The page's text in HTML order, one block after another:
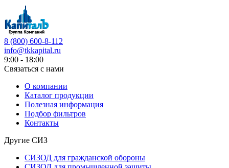
8 (800) 600-8-112
info@tkkapital.ru
9:00 - 18:00
Связаться с нами
О компании
Каталог продукции
Полезная информация
Подбор фильтров
Контакты
Другие СИЗ
СИЗОД для гражданской обороны